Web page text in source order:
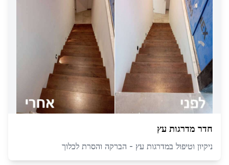
חדר מדרגות עץ
ניקיון וטיפול במדרגות עץ - הברקה והסרת לכלוך